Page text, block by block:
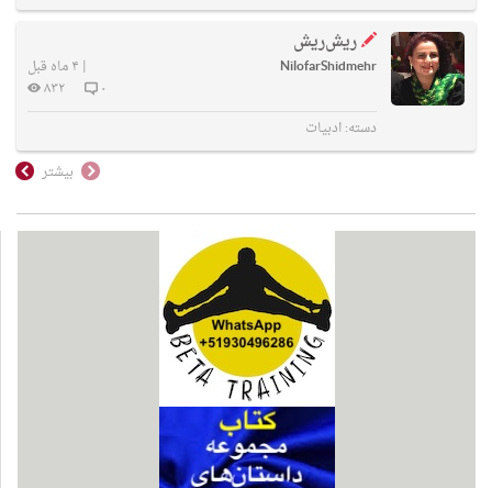
ریش‌ریش
NilofarShidmehr
| ۴ ماه قبل
۰
۸۳۲
دسته:ادبیات
بیشتر